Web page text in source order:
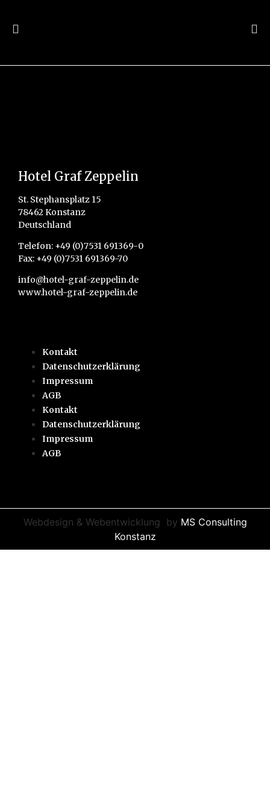
Hotel Graf Zeppelin
St. Stephansplatz 15
78462 Konstanz
Deutschland
Telefon: +49 (0)7531 691369-0
Fax: +49 (0)7531 691369-70
info@hotel-graf-zeppelin.de
www.hotel-graf-zeppelin.de
Kontakt
Datenschutzerklärung
Impressum
AGB
Kontakt
Datenschutzerklärung
Impressum
AGB
Webdesign & Webentwicklung by MS Consulting
Konstanz